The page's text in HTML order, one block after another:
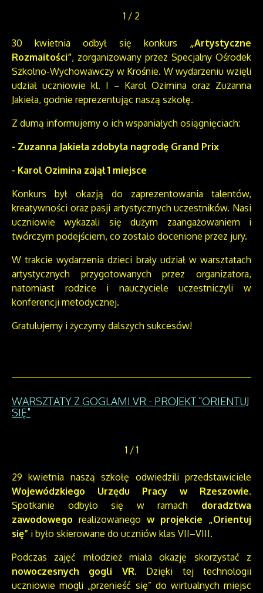
1 / 2
30 kwietnia odbył się konkurs „Artystyczne
Rozmaitości”, zorganizowany przez Specjalny Ośrodek
Szkolno-Wychowawczy w Krośnie. W wydarzeniu wzięli
udział uczniowie kl. I – Karol Ozimina oraz Zuzanna
Jakieła, godnie reprezentując naszą szkołę.
Z dumą informujemy o ich wspaniałych osiągnięciach:
- Zuzanna Jakieła zdobyła nagrodę Grand Prix
- Karol Ozimina zajął 1 miejsce
Konkurs był okazją do zaprezentowania talentów,
kreatywności oraz pasji artystycznych uczestników. Nasi
uczniowie wykazali się dużym zaangażowaniem i
twórczym podejściem, co zostało docenione przez jury.
W trakcie wydarzenia dzieci brały udział w warsztatach
artystycznych przygotowanych przez organizatora,
natomiast rodzice i nauczyciele uczestniczyli w
konferencji metodycznej.
Gratulujemy i życzymy dalszych sukcesów!
WARSZTATY Z GOGLAMI VR - PROJEKT "ORIENTUJ
SIĘ"
1/1
29 kwietnia naszą szkołę odwiedzili przedstawiciele
Wojewódzkiego Urzędu Pracy w Rzeszowie.
Spotkanie odbyło się w ramach doradztwa
zawodowego realizowanego w projekcie „Orientuj
się” i było skierowane do uczniów klas VII–VIII.
Podczas zajęć młodzież miała okazję skorzystać z
nowoczesnych gogli VR. Dzięki tej technologii
uczniowie mogli „przenieść się” do wirtualnych miejsc